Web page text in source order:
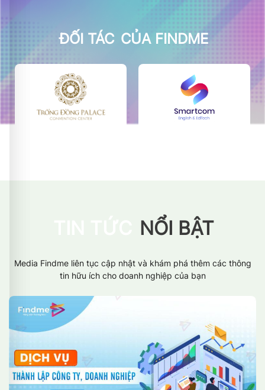
ĐỐI TÁC CỦA FINDME
NỔI BẬT
Media Findme liên tục cập nhật và khám phá thêm các thông
tin hữu ích cho doanh nghiệp của bạn